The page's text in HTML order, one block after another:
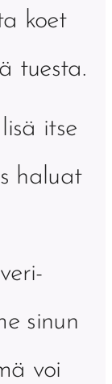
koet
tuesta.
itse
haluat
sinun
voi